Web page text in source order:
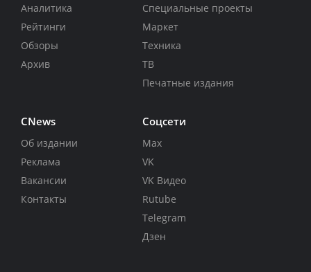
Аналитика
Рейтинги
Обзоры
Архив
Специальные проекты
Маркет
Техника
ТВ
Печатные издания
CNews
Об издании
Реклама
Вакансии
Контакты
Соцсети
Max
VK
VK Видео
Rutube
Telegram
Дзен